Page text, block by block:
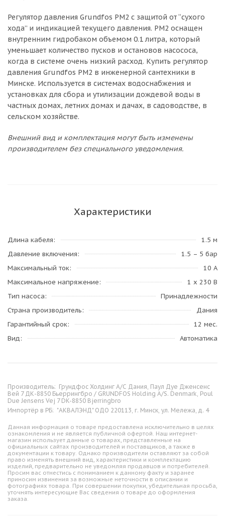
Регулятор давления Grundfos PM2 с защитой от “сухого
хода” и индикацией текущего давления. PM2 оснащен
внутренним гидробаком объемом 0.1 литра, который
уменьшает количество пусков и остановов насососа,
когда в системе очень низкий расход. Купить регулятор
давления Grundfos PM2 в инженерной сантехники в
Минске. Используется в системах водоснабжения и
установках для сбора и утилизации дождевой воды в
частных домах, летних домах и дачах, в садоводстве, в
сельском хозяйстве.
Внешний вид и комплектация могут быть изменены
производителем без специального уведомления.
Характеристики
Длина кабеля
1.5 м
Давление включения
1.5 – 5 бар
Максимальный ток
10 А
Максимальное напряжение
1 х 230 В
Тип насоса
Принадлежности
Страна производитель
Дания
Гарантийный срок
12 мес.
Вид
Автоматика
Производитель: Грундфос Холдинг А/С Дания, Паул Дуе Дженсенс
Вей 7 ДК-8850 Бьеррингбро / GRUNDFOS Holding A/S. Denmark, Poul
Due Jensens Vej 7 DK-8850 Bjerringbro
Импортёр в РБ: "АКВАЛЭНД" ОДО 220113, г. Минск, ул. Мележа, д. 4
Данная информация о товаре предоставлена исключительно в целях
ознакомления и не является публичной офертой. Наш интернет-
магазин использует данные о товарах, представленные на
официальных сайтах производителей и поставщиков, а также в
документации к товару. Однако производители оставляют за собой
право изменять внешний вид, характеристики и комплектацию
изделий, предварительно не уведомляя продавцов и потребителей.
Просим вас отнестись с пониманием к данному факту и заранее
приносим извинения за возможные неточности в описании и
фотографиях товара. При совершении покупки, убедительная просьба,
уточнять интересующие Вас сведения о товаре до оформления
заказа.